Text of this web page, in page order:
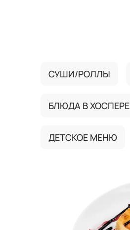
СУШИ/РОЛЛЫ
БЛЮДА В ХОСПЕРЕ
ДЕТСКОЕ МЕНЮ